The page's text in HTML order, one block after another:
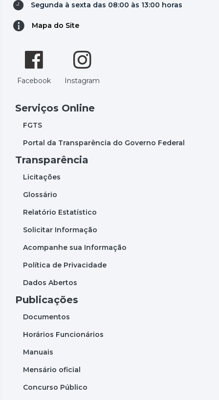
Segunda à sexta das 08:00 às 13:00 horas
Mapa do Site
Facebook Instagram
Serviços Online
FGTS
Portal da Transparência do Governo Federal
Transparência
Licitações
Glossário
Relatório Estatístico
Solicitar Informação
Acompanhe sua Informação
Política de Privacidade
Dados Abertos
Publicações
Documentos
Horários Funcionários
Manuais
Mensário oficial
Concurso Público